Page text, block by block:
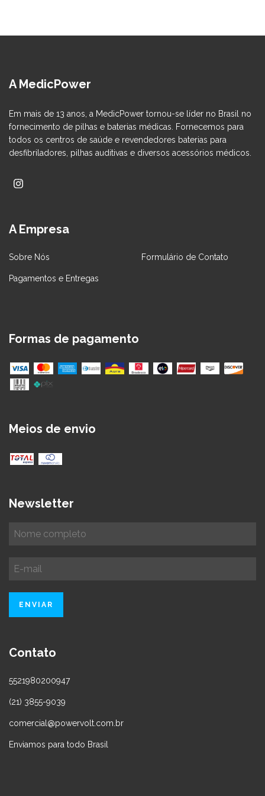
A MedicPower
Em mais de 13 anos, a MedicPower tornou-se líder no Brasil no
fornecimento de pilhas e baterias médicas. Fornecemos para
todos os centros de saúde e revendedores baterias para
desfibriladores, pilhas auditivas e diversos acessórios médicos.
A Empresa
Sobre Nós Formulário de Contato
Pagamentos e Entregas
Formas de pagamento
Meios de envio
Newsletter
Contato
5521980200947
(21) 3855-9039
comercial@powervolt.com.br
Enviamos para todo Brasil